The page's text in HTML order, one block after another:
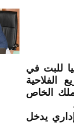
للبت في
الفلاحية
الخاص
يدخل